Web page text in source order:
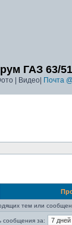
ГАЗ 63/
| Видео| Почта
тем или
сообщения за: